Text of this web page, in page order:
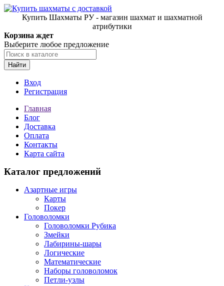
Купить Шахматы РУ - магазин шахмат и шахматной
атрибутики
Корзина ждет
Выберите любое предложение
Найти
Вход
Регистрация
Главная
Блог
Доставка
Оплата
Контакты
Карта сайта
Каталог предложений
Азартные игры
Карты
Покер
Головоломки
Головоломки Рубика
Змейки
Лабирины-шары
Логические
Математические
Наборы головоломок
Петли-узлы